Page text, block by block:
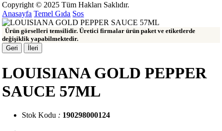
Copyright © 2025 Tüm Hakları Saklıdır.
Anasayfa Temel Gıda Sos
Ürün görselleri temsilidir. Üretici firmalar ürün paket ve etiketlerde
değişiklik yapabilmektedir.
Geri
İleri
LOUISIANA GOLD PEPPER
SAUCE 57ML
Stok Kodu : 190298000124